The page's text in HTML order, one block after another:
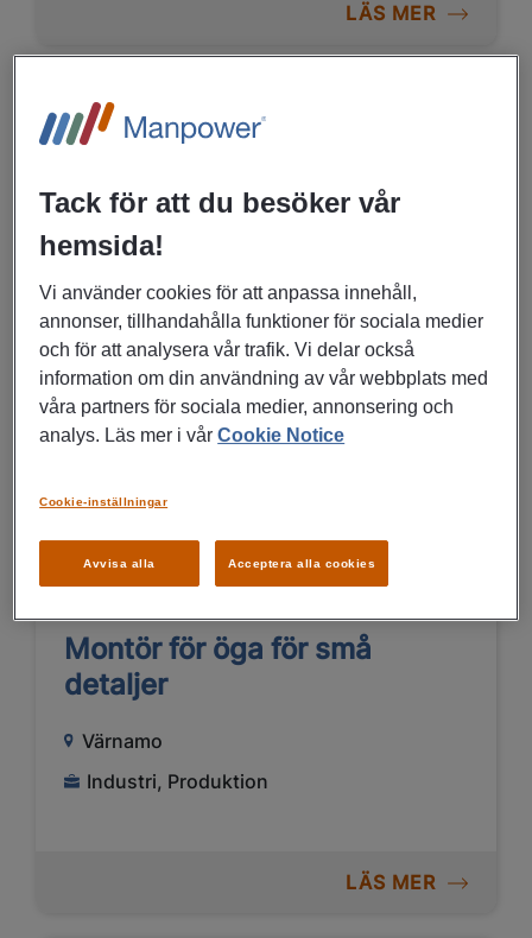
LÄS MER
03/07/2026
spännande teknikföretag i
Borås
Borås
Konsultuppdrag
Industri, Produktion, Manpower
Talent
28/07/2026
Montör för öga för små
detaljer
Värnamo
Industri, Produktion
LÄS MER
Tack för att du besöker vår
hemsida!
Vi använder cookies för att anpassa innehåll,
annonser, tillhandahålla funktioner för sociala medier
och för att analysera vår trafik. Vi delar också
information om din användning av vår webbplats med
våra partners för sociala medier, annonsering och
analys. Läs mer i vårCookie Notice
Avvisa alla Acceptera alla cookies
Cookie-inställningar